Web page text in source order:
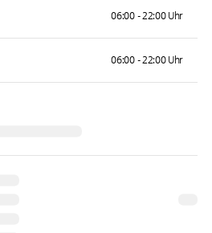
06:00 - 22:00 Uhr
06:00 - 22:00 Uhr